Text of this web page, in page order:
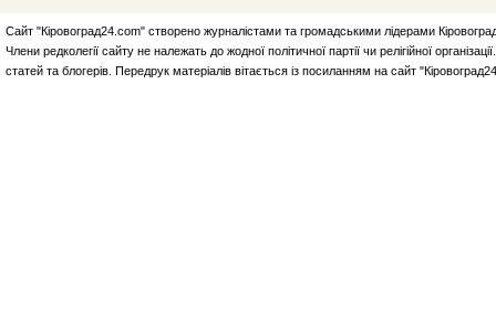
Сайт "Кіровоград24.com" створено журналістами та громадськими лідерами
Члени редколегії сайту не належать до жодної політичної партії чи релігійної
статей та блогерів. Передрук матеріалів вітається із посиланням на сайт